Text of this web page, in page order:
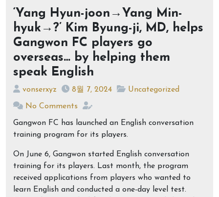
‘Yang Hyun-joon→Yang Min-
hyuk→?’ Kim Byung-ji, MD, helps
Gangwon FC players go
overseas… by helping them
speak English
vonserxyz 8월 7, 2024 Uncategorized
No Comments
Gangwon FC has launched an English conversation
training program for its players.
On June 6, Gangwon started English conversation
training for its players. Last month, the program
received applications from players who wanted to
learn English and conducted a one-day level test.